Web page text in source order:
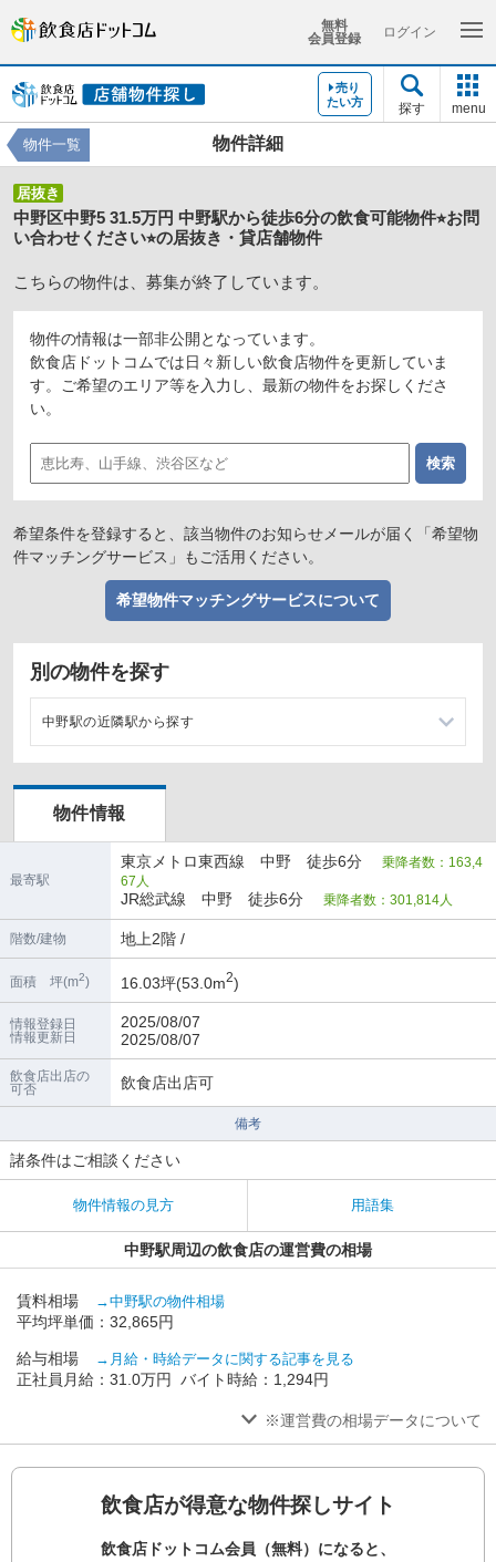
無料
会員登録
ログイン
売り
たい方
探す menu
物件詳細
物件一覧
居抜き
中野区中野5 31.5万円 中野駅から徒歩6分の飲食可能物件⭐︎お問
い合わせください⭐︎の居抜き・貸店舗物件
こちらの物件は、募集が終了しています。
物件の情報は一部非公開となっています。
飲食店ドットコムでは日々新しい飲食店物件を更新していま
す。ご希望のエリア等を入力し、最新の物件をお探しくださ
い。
希望条件を登録すると、該当物件のお知らせメールが届く「希望物
件マッチングサービス」もご活用ください。
希望物件マッチングサービスについて
別の物件を探す
中野駅の近隣駅から探す
高円寺駅の店舗物件・貸店舗・テナント一覧
東中野駅の店舗物件・貸店舗・テナント一覧
高田馬場駅の店舗物件・貸店舗・テナント一覧
物件情報
最寄駅
東京メトロ東西線 中野 徒歩6分 乗降者数：163,4
67人
JR総武線 中野 徒歩6分 乗降者数：301,814人
階数/建物 地上2階 /
面積 坪(m2) 16.03坪(53.0m2)
情報登録日
情報更新日
2025/08/07
2025/08/07
飲食店出店の
可否
飲食店出店可
備考
諸条件はご相談ください
物件情報の見方 用語集
中野駅周辺の飲食店の運営費の相場
賃料相場 →中野駅の物件相場
平均坪単価：32,865円
給与相場 →月給・時給データに関する記事を見る
正社員月給：31.0万円 バイト時給：1,294円
※運営費の相場データについて
飲食店が得意な物件探しサイト
飲食店ドットコム会員（無料）になると、